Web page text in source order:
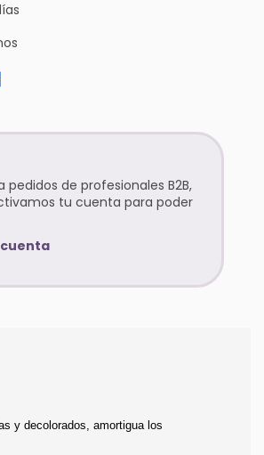
de profesionales B2B,
tu cuenta para poder
y decolorados, amortigua los